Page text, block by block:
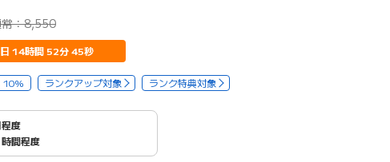
：8,550
日 14時間 52分44秒
10% ランクアップ対象 ランク特典対象
度
間程度